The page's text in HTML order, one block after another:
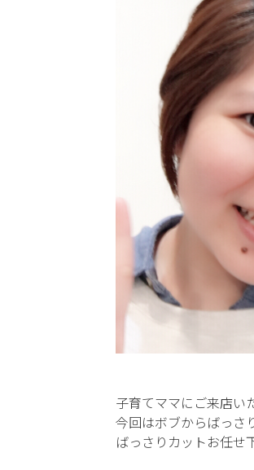
子育てママにご来店
今回はボブからばっさ
ばっさりカットお任せ